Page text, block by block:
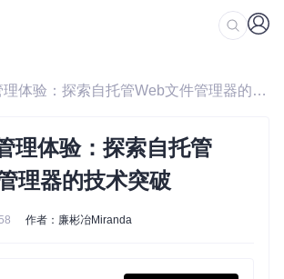
/ 重构文件管理体验：探索自托管Web文件管理器的技术突破
理体验：探索自托管
理器的技术突破
作者：廉彬冶Miranda